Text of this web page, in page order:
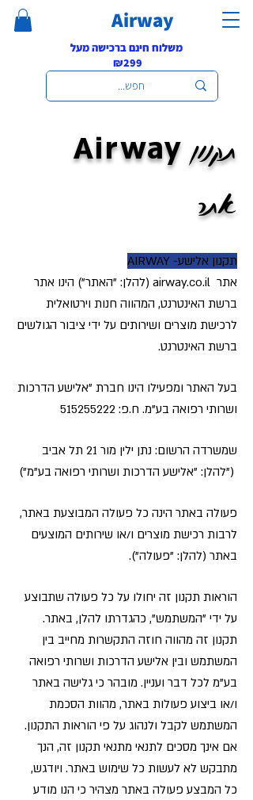
Airway
משלוח חינם ברכישה מעל
₪299
Airwayתקנון
אתר
תקנון אלישע- AIRWAY
אתר airway.co.il (להלן: "האתר") הינו אתר
ברשת האינטרנט, המהווה חנות וירטואלית
לרכישת מוצרים ושירותים על ידי ציבור הגולשים
ברשת האינטרנט.
בעל האתר ומפעילו הינו חברת "אלישע הדרכות
ושרותי רפואה בע"מ. ח.פ: 515255222
שמשרדה הרשום: נתן ילין מור 21 תל אביב
("להלן: "אלישע הדרכות ושרותי רפואה בע"מ")
פעולה באתר הינה כל פעולה המבוצעת באתר,
לרבות רכישת מוצרים ו/או שירותים המוצעים
באתר (להלן: "פעולה").
הוראות תקנון זה יחולו על כל פעולה שתבוצע
על ידי "המשתמש", כהגדרתו להלן, באתר.
תקנון זה מהווה חוזה התקשרות מחייב בין
המשתמש ובין אלישע הדרכות ושרותי רפואה
בע"מ לכל דבר ועניין. מובהר כי גלישה באתר
ו/או ביצוע פעולות באתר, מהוות הסכמת
המשתמש לקבל ולנהוג על פי הוראות התקנון.
אם אינך מסכים לתנאי מתנאי תקנון זה, הנך
מתבקש לא לעשות כל שימוש באתר. ויודגש,
כל המבצע פעולה באתר מצהיר כי הנו מודע